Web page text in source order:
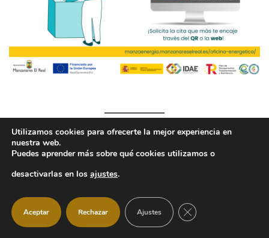
ÚLTIMAS NOTICIAS
Se invita a todas las asociaciones, artistas,
comerciantes, vecinas y vecinos del municipio a
Utilizamos cookies para ofrecerte la mejor experiencia en
nuestra web.
Puedes aprender más sobre qué cookies utilizamos o
desactivarlas en los ajustes.
Aceptar Rechazar Ajustes CERRAR EL